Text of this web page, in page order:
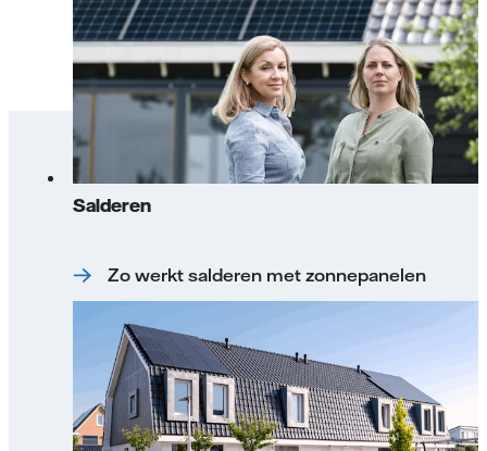
Salderen
Zo werkt salderen met zonnepanelen